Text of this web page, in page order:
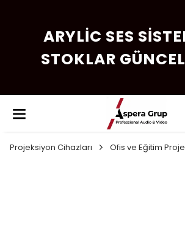
ARYLIC SES
STOKLAR
Projeksiyon Cihazları Ofis ve Eğitim